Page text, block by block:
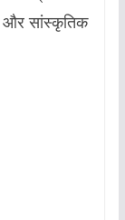
और सांस्कृतिक